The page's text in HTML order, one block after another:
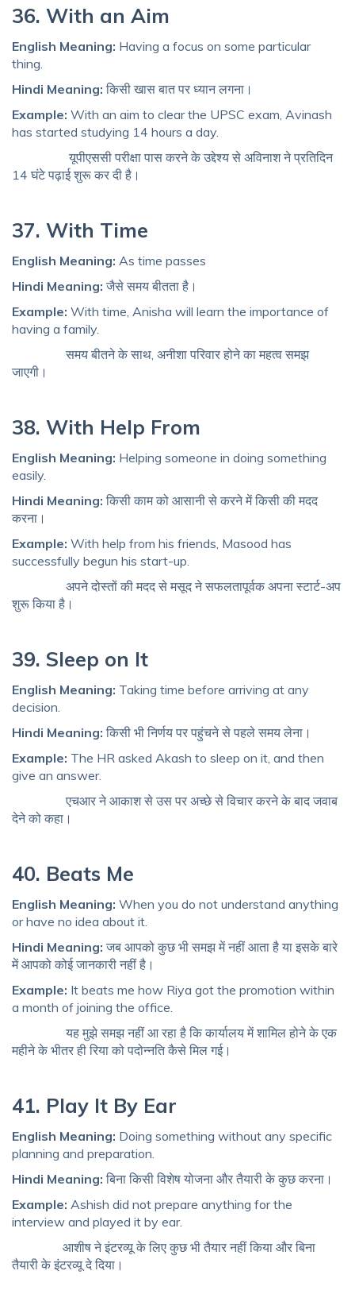
36. With an Aim
English Meaning: Having a focus on some particular
thing.
Hindi Meaning: किसी खास बात पर ध्यान लगना।
Example: With an aim to clear the UPSC exam, Avinash
has started studying 14 hours a day.
यूपीएससी परीक्षा पास करने के उद्देश्य से अविनाश ने प्रतिदिन
14 घंटे पढ़ाई शुरू कर दी है।
37. With Time
English Meaning: As time passes
Hindi Meaning: जैसे समय बीतता है।
Example: With time, Anisha will learn the importance of
having a family.
समय बीतने के साथ, अनीशा परिवार होने का महत्व समझ
जाएगी।
38. With Help From
English Meaning: Helping someone in doing something
easily.
Hindi Meaning: किसी काम को आसानी से करने में किसी की मदद
करना।
Example: With help from his friends, Masood has
successfully begun his start-up.
अपने दोस्तों की मदद से मसूद ने सफलतापूर्वक अपना स्टार्ट-अप
शुरू किया है।
39. Sleep on It
English Meaning: Taking time before arriving at any
decision.
Hindi Meaning: किसी भी निर्णय पर पहुंचने से पहले समय लेना।
Example: The HR asked Akash to sleep on it, and then
give an answer.
एचआर ने आकाश से उस पर अच्छे से विचार करने के बाद जवाब
देने को कहा।
40. Beats Me
English Meaning: When you do not understand anything
or have no idea about it.
Hindi Meaning: जब आपको कुछ भी समझ में नहीं आता है या इसके बारे
में आपको कोई जानकारी नहीं है।
Example: It beats me how Riya got the promotion within
a month of joining the office.
यह मुझे समझ नहीं आ रहा है कि कार्यालय में शामिल होने के एक
महीने के भीतर ही रिया को पदोन्नति कैसे मिल गई।
41. Play It By Ear
English Meaning: Doing something without any specific
planning and preparation.
Hindi Meaning: बिना किसी विशेष योजना और तैयारी के कुछ करना।
Example: Ashish did not prepare anything for the
interview and played it by ear.
आशीष ने इंटरव्यू के लिए कुछ भी तैयार नहीं किया और बिना
तैयारी के इंटरव्यू दे दिया।